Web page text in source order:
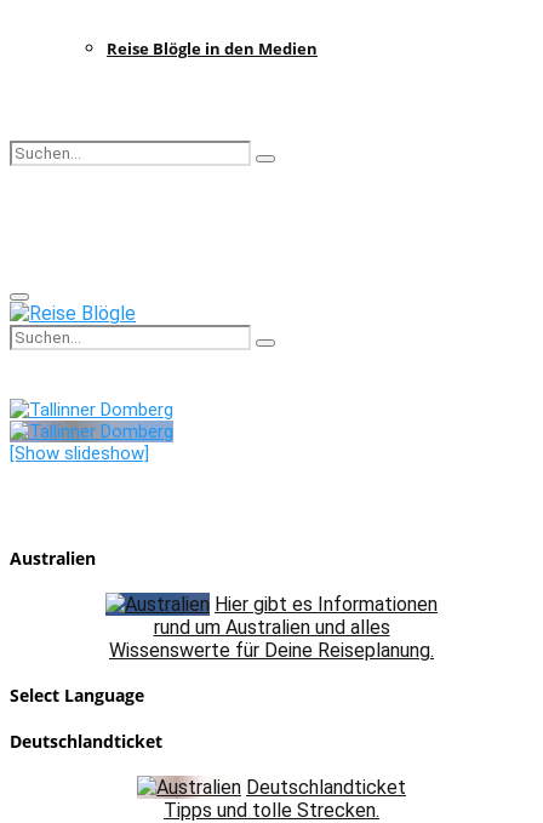
Reise Blögle in den Medien
Search
Search
Primary
Menu
Search
for:
Search
[Show slideshow]
Australien
Hier gibt es Informationen
rund um Australien und alles
Wissenswerte für Deine Reiseplanung.
Select Language
Deutschlandticket
Deutschlandticket
Tipps und tolle Strecken.